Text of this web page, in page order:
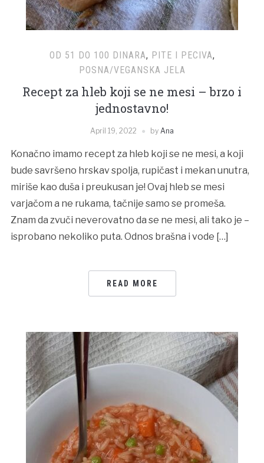
OD 51 DO 100 DINARA, PITE I PECIVA,
POSNA/VEGANSKA JELA
Recept za hleb koji se ne mesi – brzo i
jednostavno!
April 19, 2022 by Ana
Konačno imamo recept za hleb koji se ne mesi, a koji
bude savršeno hrskav spolja, rupičast i mekan unutra,
miriše kao duša i preukusan je! Ovaj hleb se mesi
varjačom a ne rukama, tačnije samo se promeša.
Znam da zvuči neverovatno da se ne mesi, ali tako je –
isprobano nekoliko puta. Odnos brašna i vode […]
READ MORE